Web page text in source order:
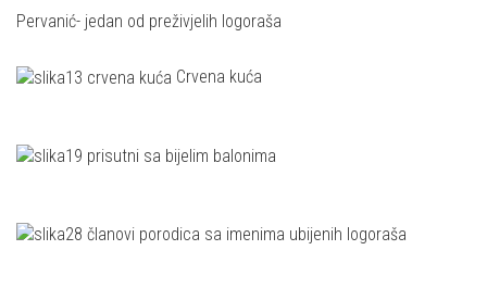
Pervanić- jedan od preživjelih logoraša
Crvena kuća